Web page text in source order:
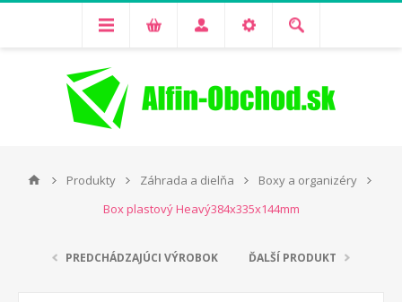
Produkty Záhrada a dielňa
Boxy a organizéry
Box plastový Heavý384x335x144mm
PREDCHÁDZAJÚCI VÝROBOK ĎALŠÍ PRODUKT